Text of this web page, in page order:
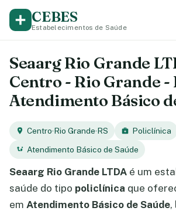
CEBES
Estabelecimentos de Saúde
Seaarg Rio Grande
Centro - Rio Grande -
Atendimento Básico
Centro·Rio Grande·RS
Policlínica
Atendimento Básico de Saúde
Seaarg Rio Grande LTDA é um
saúde do tipo policlínica que
em Atendimento Básico de Saúde,